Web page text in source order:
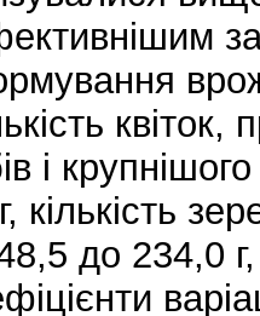
і
кількість
до 234,0